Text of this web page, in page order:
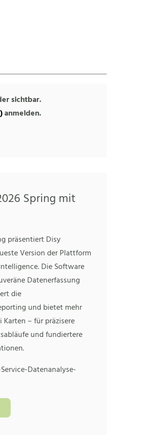
sichtbar.
anmelden.
Spring mit
präsentiert Disy
Version der Plattform
Die Software
Datenerfassung
die
und bietet mehr
– für präzisere
und fundiertere
Datenanalyse-